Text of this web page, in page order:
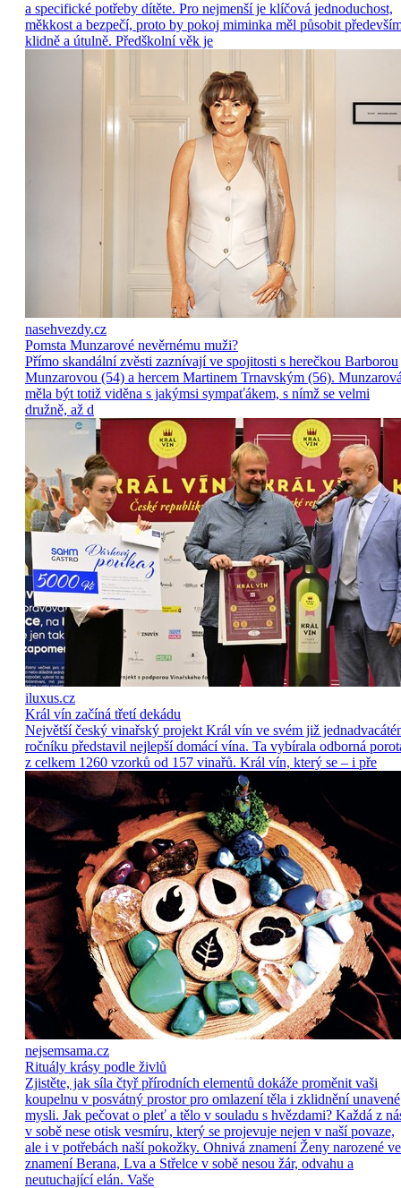
a specifické potřeby dítěte. Pro nejmenší je klíčová jednoduchost,
měkkost a bezpečí, proto by pokoj miminka měl působit
klidně a útulně. Předškolní věk je
nasehvezdy.cz
Pomsta Munzarové nevěrnému muži?
Přímo skandální zvěsti zaznívají ve spojitosti s herečkou Barborou
Munzarovou (54) a hercem Martinem Trnavským (56).
měla být totiž viděna s jakýmsi sympaťákem, s nímž se velmi
družně, až d
iluxus.cz
Král vín začíná třetí dekádu
Největší český vinařský projekt Král vín ve svém již
ročníku představil nejlepší domácí vína. Ta vybírala odborná
z celkem 1260 vzorků od 157 vinařů. Král vín, který se – i pře
nejsemsama.cz
Rituály krásy podle živlů
Zjistěte, jak síla čtyř přírodních elementů dokáže proměnit vaši
koupelnu v posvátný prostor pro omlazení těla i zklidnění unavené
mysli. Jak pečovat o pleť a tělo v souladu s hvězdami? Každá z
v sobě nese otisk vesmíru, který se projevuje nejen v naší povaze,
ale i v potřebách naší pokožky. Ohnivá znamení Ženy narozené ve
znamení Berana, Lva a Střelce v sobě nesou žár, odvahu a
neutuchající elán. Vaše